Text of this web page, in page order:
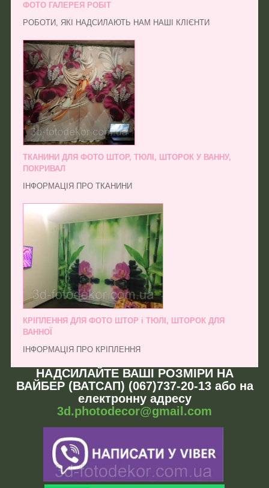
ФОТО ГАЛЕРЕЯ РОБІТ
РОБОТИ, ЯКІ НАДСИЛАЮТЬ НАМ НАШІ КЛІЄНТИ
ТКАНИНИ ДЛЯ ФОТО ШТОР, ТЮЛІ, ШТОРОК У ВАННУ,
ПОКРИВАЛ
ІНФОРМАЦІЯ ПРО ТКАНИНИ
КРІПЛЕННЯ ДЛЯ ФОТО ШТОР і ТЮЛІ, ШТОРОК ДЛЯ
ВАННОЇ
ІНФОРМАЦІЯ ПРО КРІПЛЕННЯ
НАДСИЛАЙТЕ ВАШІ РОЗМІРИ НА
ВАЙБЕР (ВАТСАП) (067)737-20-13 або на
електронну адресу
3d.photodecor@gmail.com